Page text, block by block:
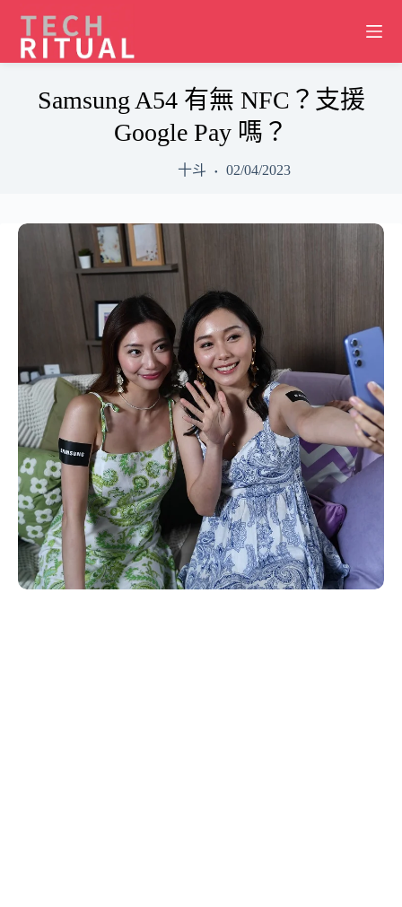
content
Samsung A54 有無 NFC？支援
Google Pay 嗎？
十斗 02/04/2023